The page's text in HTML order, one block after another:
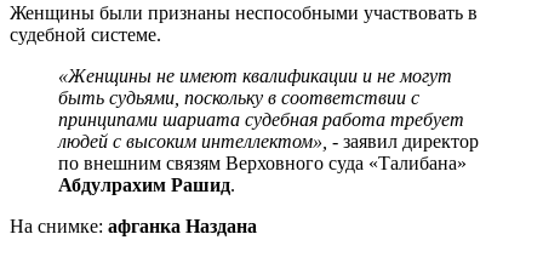
Женщины были признаны неспособными участвовать в
судебной системе.
«Женщины не имеют квалификации и не могут
быть судьями, поскольку в соответствии с
принципами шариата судебная работа требует
людей с высоким интеллектом», - заявил директор
по внешним связям Верховного суда «Талибана»
Абдулрахим Рашид.
На снимке: афганка Наздана